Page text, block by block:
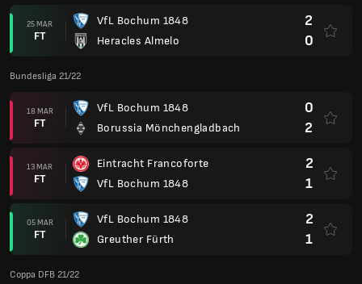
25 MAR
FT
VfL Bochum 1848
Heracles Almelo
2
0
Bundesliga 21/22
18 MAR
FT
VfL Bochum 1848
Borussia Mönchengladbach
0
2
13 MAR
FT
Eintracht Francoforte
VfL Bochum 1848
2
1
05 MAR
FT
VfL Bochum 1848
Greuther Fürth
2
1
Coppa DFB 21/22